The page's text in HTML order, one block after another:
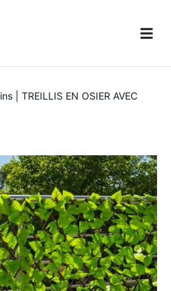
TREILLIS EN OSIER AVEC